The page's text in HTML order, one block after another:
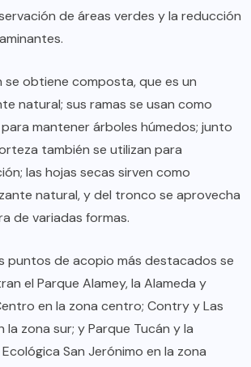
de áreas verdes y la reducción
se obtiene composta, que es un
natural; sus ramas se usan como
mantener árboles húmedos; junto
también se utilizan para
las hojas secas sirven como
natural, y del tronco se aprovecha
de variadas formas.
puntos de acopio más destacados se
el Parque Alamey, la Alameda y
en la zona centro; Contry y Las
la zona sur; y Parque Tucán y la
San Jerónimo en la zona